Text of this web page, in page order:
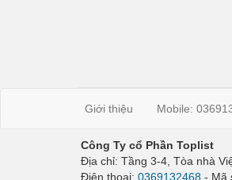
Giới thiệu Mobile:
Công Ty cổ Phần Toplist
Địa chỉ: Tầng 3-4, Tòa nhà
Điện thoại: 0369132468 - Mã